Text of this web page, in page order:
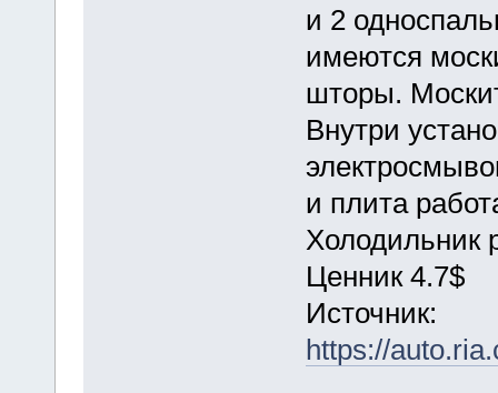
и 2
имеются
шторы.
Внутри
и плита
Холодильник
Ценник 4.7$
Источник:
https://